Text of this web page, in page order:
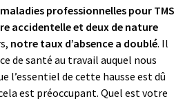
professionnelles pour TMS
accidentelle et deux de nature
notre taux d’absence a doublé. Il
de santé au travail auquel nous
l’essentiel de cette hausse est dû
est préoccupant. Quel est votre